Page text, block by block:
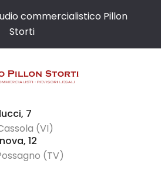
commercialistico Pillon
Storti
7
(VI)
12
(TV)